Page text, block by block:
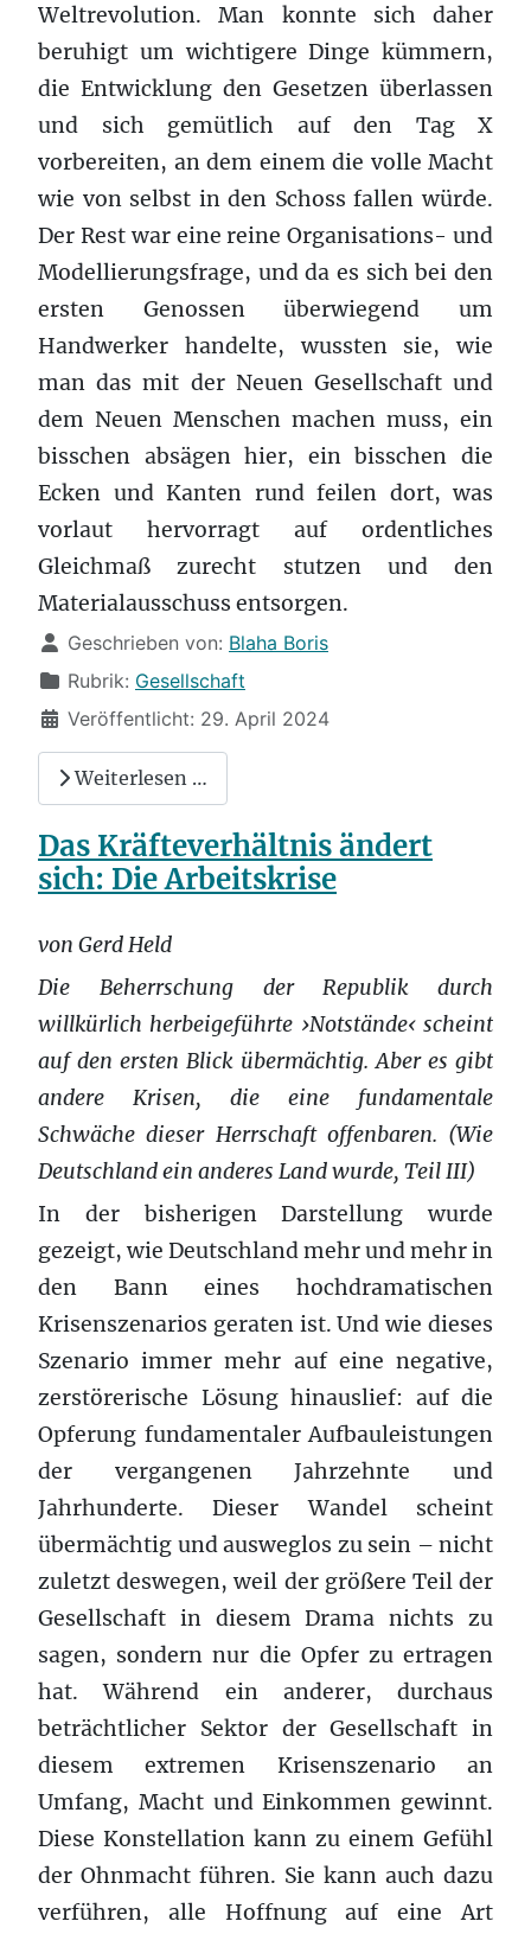
Weltrevolution. Man konnte sich daher
beruhigt um wichtigere Dinge kümmern,
die Entwicklung den Gesetzen überlassen
und sich gemütlich auf den Tag X
vorbereiten, an dem einem die volle Macht
wie von selbst in den Schoss fallen würde.
Der Rest war eine reine Organisations- und
Modellierungsfrage, und da es sich bei den
ersten Genossen überwiegend um
Handwerker handelte, wussten sie, wie
man das mit der Neuen Gesellschaft und
dem Neuen Menschen machen muss, ein
bisschen absägen hier, ein bisschen die
Ecken und Kanten rund feilen dort, was
vorlaut hervorragt auf ordentliches
Gleichmaß zurecht stutzen und den
Materialausschuss entsorgen.
Details
Geschrieben von: Blaha Boris
Rubrik: Gesellschaft
Veröffentlicht: 29. April 2024
Weiterlesen …
Das Kräfteverhältnis ändert
sich: Die Arbeitskrise
von Gerd Held
Die Beherrschung der Republik durch
willkürlich herbeigeführte ›Notstände‹ scheint
auf den ersten Blick übermächtig. Aber es gibt
andere Krisen, die eine fundamentale
Schwäche dieser Herrschaft offenbaren. (Wie
Deutschland ein anderes Land wurde, Teil III)
In der bisherigen Darstellung wurde
gezeigt, wie Deutschland mehr und mehr in
den Bann eines hochdramatischen
Krisenszenarios geraten ist. Und wie dieses
Szenario immer mehr auf eine negative,
zerstörerische Lösung hinauslief: auf die
Opferung fundamentaler Aufbauleistungen
der vergangenen Jahrzehnte und
Jahrhunderte. Dieser Wandel scheint
übermächtig und ausweglos zu sein – nicht
zuletzt deswegen, weil der größere Teil der
Gesellschaft in diesem Drama nichts zu
sagen, sondern nur die Opfer zu ertragen
hat. Während ein anderer, durchaus
beträchtlicher Sektor der Gesellschaft in
diesem extremen Krisenszenario an
Umfang, Macht und Einkommen gewinnt.
Diese Konstellation kann zu einem Gefühl
der Ohnmacht führen. Sie kann auch dazu
verführen, alle Hoffnung auf eine Art